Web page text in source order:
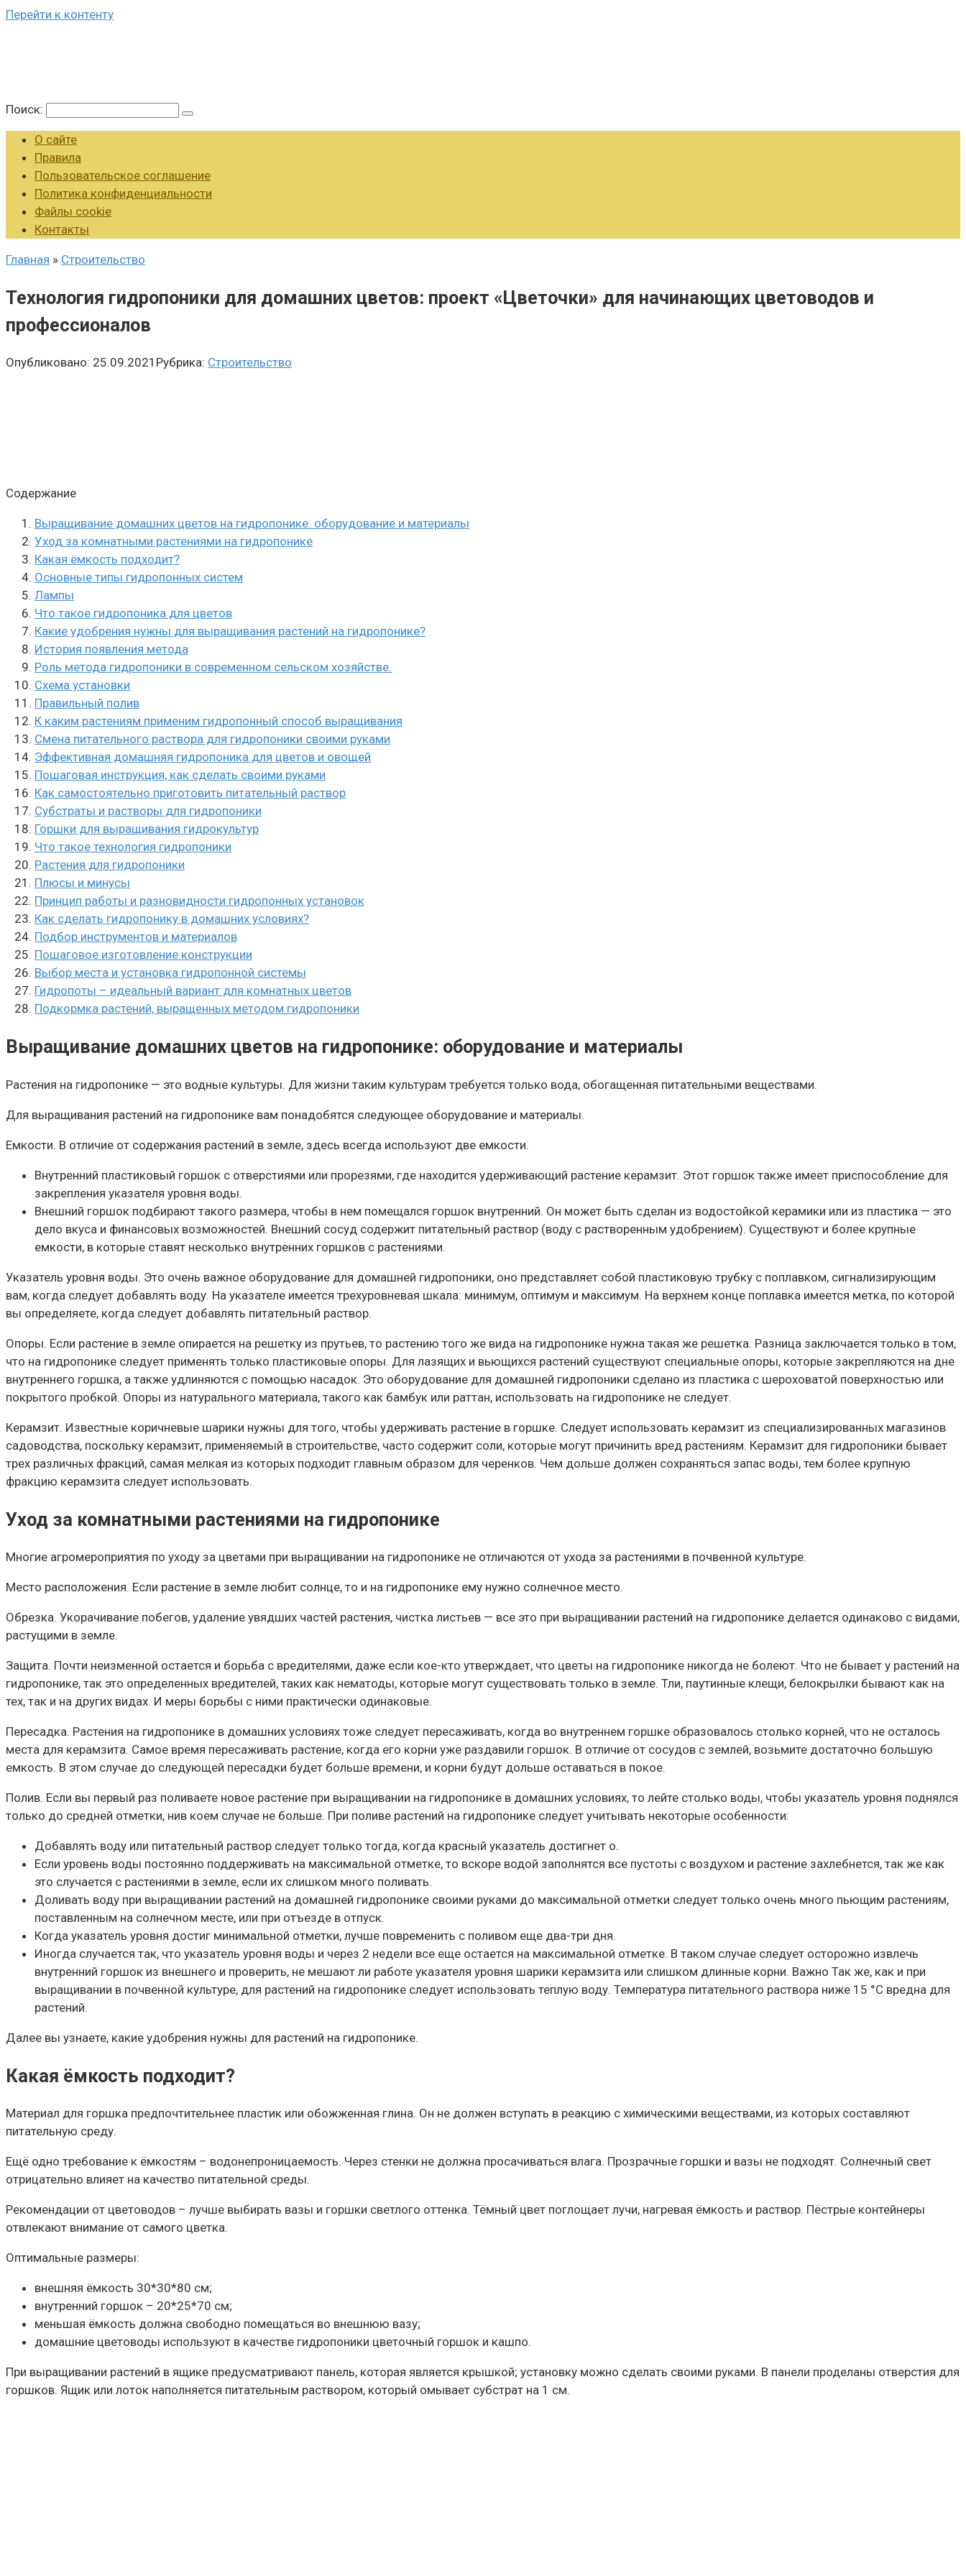
Перейти к контенту
Поиск:
О сайте
Правила
Пользовательское соглашение
Политика конфиденциальности
Файлы cookie
Контакты
Главная » Строительство
Технология гидропоники для домашних цветов: проект «Цветочки» для начинающих цветоводов и
профессионалов
Опубликовано: 25.09.2021 Рубрика: Строительство
Содержание
Выращивание домашних цветов на гидропонике: оборудование и материалы
Уход за комнатными растениями на гидропонике
Какая ёмкость подходит?
Основные типы гидропонных систем
Лампы
Что такое гидропоника для цветов
Какие удобрения нужны для выращивания растений на гидропонике?
История появления метода
Роль метода гидропоники в современном сельском хозяйстве.
Схема установки
Правильный полив
К каким растениям применим гидропонный способ выращивания
Смена питательного раствора для гидропоники своими руками
Эффективная домашняя гидропоника для цветов и овощей
Пошаговая инструкция, как сделать своими руками
Как самостоятельно приготовить питательный раствор
Субстраты и растворы для гидропоники
Горшки для выращивания гидрокультур
Что такое технология гидропоники
Растения для гидропоники
Плюсы и минусы
Принцип работы и разновидности гидропонных установок
Как сделать гидропонику в домашних условиях?
Подбор инструментов и материалов
Пошаговое изготовление конструкции
Выбор места и установка гидропонной системы
Гидропоты – идеальный вариант для комнатных цветов
Подкормка растений, выращенных методом гидропоники
Выращивание домашних цветов на гидропонике: оборудование и материалы
Растения на гидропонике — это водные культуры. Для жизни таким культурам требуется только вода, обогащенная питательными веществами.
Для выращивания растений на гидропонике вам понадобятся следующее оборудование и материалы.
Емкости. В отличие от содержания растений в земле, здесь всегда используют две емкости.
Внутренний пластиковый горшок с отверстиями или прорезями, где находится удерживающий растение керамзит. Этот горшок также имеет приспособление для
закрепления указателя уровня воды.
Внешний горшок подбирают такого размера, чтобы в нем помещался горшок внутренний. Он может быть сделан из водостойкой керамики или из пластика — это
дело вкуса и финансовых возможностей. Внешний сосуд содержит питательный раствор (воду с растворенным удобрением). Существуют и более крупные
емкости, в которые ставят несколько внутренних горшков с растениями.
Указатель уровня воды. Это очень важное оборудование для домашней гидропоники, оно представляет собой пластиковую трубку с поплавком, сигнализирующим
вам, когда следует добавлять воду. На указателе имеется трехуровневая шкала: минимум, оптимум и максимум. На верхнем конце поплавка имеется метка, по которой
вы определяете, когда следует добавлять питательный раствор.
Опоры. Если растение в земле опирается на решетку из прутьев, то растению того же вида на гидропонике нужна такая же решетка. Разница заключается только в том,
что на гидропонике следует применять только пластиковые опоры. Для лазящих и вьющихся растений существуют специальные опоры, которые закрепляются на дне
внутреннего горшка, а также удлиняются с помощью насадок. Это оборудование для домашней гидропоники сделано из пластика с шероховатой поверхностью или
покрытого пробкой. Опоры из натурального материала, такого как бамбук или раттан, использовать на гидропонике не следует.
Керамзит. Известные коричневые шарики нужны для того, чтобы удерживать растение в горшке. Следует использовать керамзит из специализированных магазинов
садоводства, поскольку керамзит, применяемый в строительстве, часто содержит соли, которые могут причинить вред растениям. Керамзит для гидропоники бывает
трех различных фракций, самая мелкая из которых подходит главным образом для черенков. Чем дольше должен сохраняться запас воды, тем более крупную
фракцию керамзита следует использовать.
Уход за комнатными растениями на гидропонике
Многие агромероприятия по уходу за цветами при выращивании на гидропонике не отличаются от ухода за растениями в почвенной культуре.
Место расположения. Если растение в земле любит солнце, то и на гидропонике ему нужно солнечное место.
Обрезка. Укорачивание побегов, удаление увядших частей растения, чистка листьев — все это при выращивании растений на гидропонике делается одинаково с видами,
растущими в земле.
Защита. Почти неизменной остается и борьба с вредителями, даже если кое-кто утверждает, что цветы на гидропонике никогда не болеют. Что не бывает у растений на
гидропонике, так это определенных вредителей, таких как нематоды, которые могут существовать только в земле. Тли, паутинные клещи, белокрылки бывают как на
тех, так и на других видах. И меры борьбы с ними практически одинаковые.
Пересадка. Растения на гидропонике в домашних условиях тоже следует пересаживать, когда во внутреннем горшке образовалось столько корней, что не осталось
места для керамзита. Самое время пересаживать растение, когда его корни уже раздавили горшок. В отличие от сосудов с землей, возьмите достаточно большую
емкость. В этом случае до следующей пересадки будет больше времени, и корни будут дольше оставаться в покое.
Полив. Если вы первый раз поливаете новое растение при выращивании на гидропонике в домашних условиях, то лейте столько воды, чтобы указатель уровня поднялся
только до средней отметки, нив коем случае не больше. При поливе растений на гидропонике следует учитывать некоторые особенности:
Добавлять воду или питательный раствор следует только тогда, когда красный указатель достигнет о.
Если уровень воды постоянно поддерживать на максимальной отметке, то вскоре водой заполнятся все пустоты с воздухом и растение захлебнется, так же как
это случается с растениями в земле, если их слишком много поливать.
Доливать воду при выращивании растений на домашней гидропонике своими руками до максимальной отметки следует только очень много пьющим растениям,
поставленным на солнечном месте, или при отъезде в отпуск.
Когда указатель уровня достиг минимальной отметки, лучше повременить с поливом еще два-три дня.
Иногда случается так, что указатель уровня воды и через 2 недели все еще остается на максимальной отметке. В таком случае следует осторожно извлечь
внутренний горшок из внешнего и проверить, не мешают ли работе указателя уровня шарики керамзита или слишком длинные корни. Важно Так же, как и при
выращивании в почвенной культуре, для растений на гидропонике следует использовать теплую воду. Температура питательного раствора ниже 15 °С вредна для
растений.
Далее вы узнаете, какие удобрения нужны для растений на гидропонике.
Какая ёмкость подходит?
Материал для горшка предпочтительнее пластик или обожженная глина. Он не должен вступать в реакцию с химическими веществами, из которых составляют
питательную среду.
Ещё одно требование к ёмкостям – водонепроницаемость. Через стенки не должна просачиваться влага. Прозрачные горшки и вазы не подходят. Солнечный свет
отрицательно влияет на качество питательной среды.
Рекомендации от цветоводов – лучше выбирать вазы и горшки светлого оттенка. Тёмный цвет поглощает лучи, нагревая ёмкость и раствор. Пёстрые контейнеры
отвлекают внимание от самого цветка.
Оптимальные размеры:
внешняя ёмкость 30*30*80 см;
внутренний горшок – 20*25*70 см;
меньшая ёмкость должна свободно помещаться во внешнюю вазу;
домашние цветоводы используют в качестве гидропоники цветочный горшок и кашпо.
При выращивании растений в ящике предусматривают панель, которая является крышкой; установку можно сделать своими руками. В панели проделаны отверстия для
горшков. Ящик или лоток наполняется питательным раствором, который омывает субстрат на 1 см.